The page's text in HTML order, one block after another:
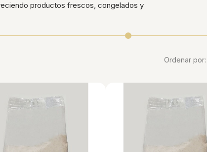
productos frescos, congelados y
Ordenar por: